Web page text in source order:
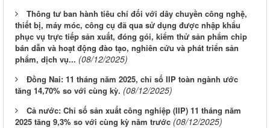
Thông tư ban hành tiêu chí đối với dây chuyền công nghệ,
thiết bị, máy móc, công cụ đã qua sử dụng được nhập khẩu
phục vụ trực tiếp sản xuất, đóng gói, kiểm thử sản phẩm chip
bán dẫn và hoạt động đào tạo, nghiên cứu và phát triển sản
phẩm, dịch vụ... (08/12/2025)
Đồng Nai: 11 tháng năm 2025, chỉ số IIP toàn ngành ước
tăng 14,70% so với cùng kỳ. (08/12/2025)
Cả nước: Chỉ số sản xuất công nghiệp (IIP) 11 tháng năm
2025 tăng 9,3% so với cùng kỳ năm trước (08/12/2025)